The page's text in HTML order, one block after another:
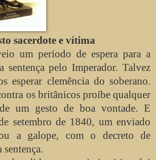
sacerdote e vítima
um período de espera para a
sentença pelo Imperador. Talvez
esperar clemência do soberano.
os britânicos proíbe qualquer
um gesto de boa vontade. E
setembro de 1840, um enviado
a galope, com o decreto de